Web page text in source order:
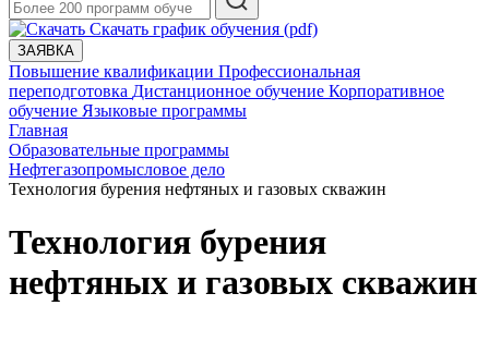
Скачать график обучения (pdf)
ЗАЯВКА
Повышение квалификации Профессиональная
переподготовка Дистанционное обучение Корпоративное
обучение Языковые программы
Главная
Образовательные программы
Нефтегазопромысловое дело
Технология бурения нефтяных и газовых скважин
Технология бурения
нефтяных и газовых скважин